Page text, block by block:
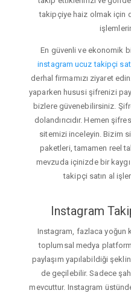
takipçiye haiz olmak için
En güvenli ve ekonomik
instagram ucuz takipçi
derhal firmamızı ziyaret
yaparken hususi şifrenizi
bizlere güvenebilirsiniz.
dolandırıcıdır. Hemen
sitemizi inceleyin. Bizim
paketleri, tamamen reel
mevzuda içinizde bir
takipçi satın al
Instagram
Instagram, fazlaca yoğun
toplumsal medya
paylaşım yapılabildiği
de geçilebilir. Sadece
mevcuttur. Instagram